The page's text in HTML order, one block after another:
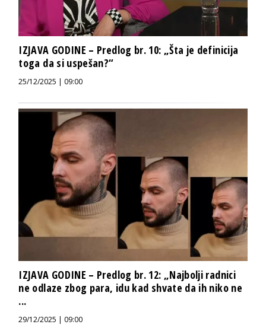
IZJAVA GODINE – Predlog br. 10: „Šta je definicija
toga da si uspešan?“
25/12/2025 | 09:00
IZJAVA GODINE – Predlog br. 12: „Najbolji radnici
ne odlaze zbog para, idu kad shvate da ih niko ne
...
29/12/2025 | 09:00